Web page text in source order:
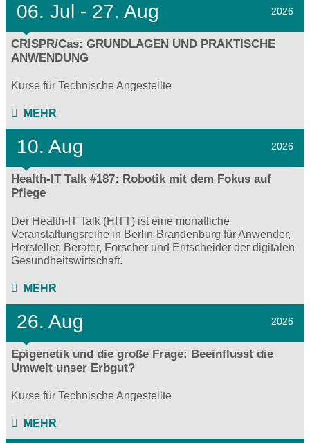
06. Jul - 27. Aug 2026
CRISPR/Cas: GRUNDLAGEN UND PRAKTISCHE
ANWENDUNG
Kurse für Technische Angestellte
MEHR
10. Aug 2026
Health-IT Talk #187: Robotik mit dem Fokus auf
Pflege
Der Health-IT Talk (HITT) ist eine monatliche
Veranstaltungsreihe in Berlin-Brandenburg für Anwender,
Hersteller, Berater, Forscher und Entscheider der digitalen
Gesundheitswirtschaft.
MEHR
26. Aug 2026
Epigenetik und die große Frage: Beeinflusst die
Umwelt unser Erbgut?
Kurse für Technische Angestellte
MEHR